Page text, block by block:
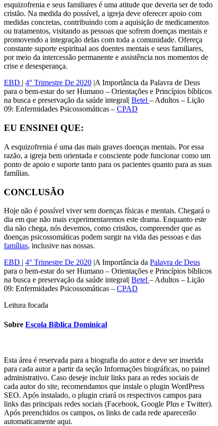
esquizofrenia e seus familiares é uma atitude que deveria ser de todo
cristão. Na medida do possível, a igreja deve oferecer apoio com
medidas concretas, contribuindo com a aquisição de medicamentos
ou tratamentos, visitando as pessoas que sofrem doenças mentais e
promovendo a integração delas com toda a comunidade. Ofereça
constante suporte espiritual aos doentes mentais e seus familiares,
por meio da intercessão permanente e assistência nos momentos de
crise e desesperança.
EBD | 4° Trimestre De 2020 |A Importância da Palavra de Deus
para o bem-estar do ser Humano – Orientações e Princípios bíblicos
na busca e preservação da saúde integral| Betel – Adultos – Lição
09: Enfermidades Psicossomáticas – CPAD
EU ENSINEI QUE:
A esquizofrenia é uma das mais graves doenças mentais. Por essa
razão, a igreja bem orientada e consciente pode funcionar como um
ponto de apoio e suporte tanto para os pacientes quanto para as suas
famílias.
CONCLUSÃO
Hoje não é possível viver sem doenças físicas e mentais. Chegará o
dia em que não mais experimentaremos este drama. Enquanto este
dia não chega, nós devemos, como cristãos, compreender que as
doenças psicossomáticas podem surgir na vida das pessoas e das
famílias, inclusive nas nossas.
EBD | 4° Trimestre De 2020 |A Importância da Palavra de Deus
para o bem-estar do ser Humano – Orientações e Princípios bíblicos
na busca e preservação da saúde integral| Betel – Adultos – Lição
09: Enfermidades Psicossomáticas – CPAD
Leitura focada
Sobre Escola Biblica Dominical
Esta área é reservada para a biografia do autor e deve ser inserida
para cada autor a partir da seção Informações biográficas, no painel
administrativo. Caso deseje incluir links para as redes sociais de
cada autor do site, recomendamos que instale o plugin WordPress
SEO. Após instalado, o plugin criará os respectivos campos para
links das principais redes sociais (Facebook, Google Plus e Twitter).
Após preenchidos os campos, os links de cada rede aparecerão
automaticamente aqui.